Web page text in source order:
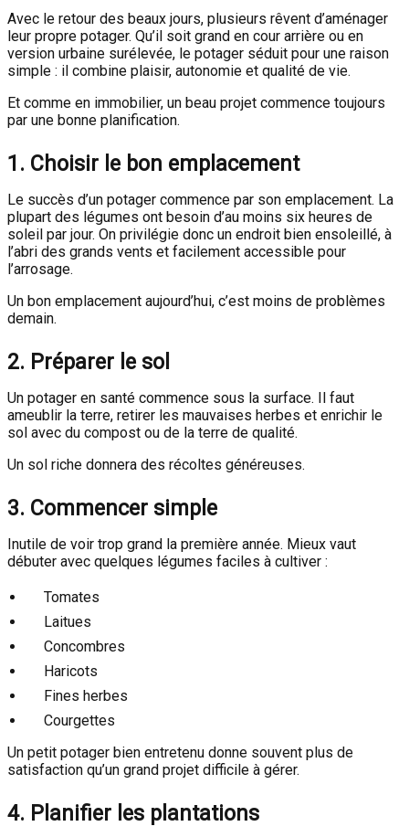
Avec le retour des beaux jours, plusieurs rêvent d’aménager
leur propre potager. Qu’il soit grand en cour arrière ou en
version urbaine surélevée, le potager séduit pour une raison
simple : il combine plaisir, autonomie et qualité de vie.
Et comme en immobilier, un beau projet commence toujours
par une bonne planification.
1. Choisir le bon emplacement
Le succès d’un potager commence par son emplacement. La
plupart des légumes ont besoin d’au moins six heures de
soleil par jour. On privilégie donc un endroit bien ensoleillé, à
l’abri des grands vents et facilement accessible pour
l’arrosage.
Un bon emplacement aujourd’hui, c’est moins de problèmes
demain.
2. Préparer le sol
Un potager en santé commence sous la surface. Il faut
ameublir la terre, retirer les mauvaises herbes et enrichir le
sol avec du compost ou de la terre de qualité.
Un sol riche donnera des récoltes généreuses.
3. Commencer simple
Inutile de voir trop grand la première année. Mieux vaut
débuter avec quelques légumes faciles à cultiver :
Tomates
Laitues
Concombres
Haricots
Fines herbes
Courgettes
Un petit potager bien entretenu donne souvent plus de
satisfaction qu’un grand projet difficile à gérer.
4. Planifier les plantations